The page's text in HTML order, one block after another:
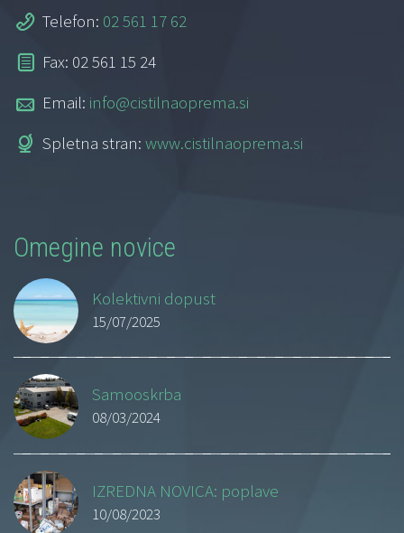
Telefon: 02 561 17 62
Fax: 02 561 15 24
Email: info@cistilnaoprema.si
Spletna stran: www.cistilnaoprema.si
Omegine novice
Kolektivni dopust
15/07/2025
Samooskrba
08/03/2024
IZREDNA NOVICA: poplave
10/08/2023